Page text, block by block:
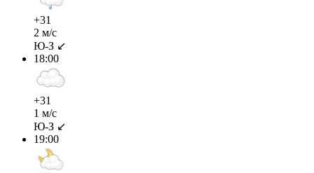
+31
2 м/с
Ю-З ↙
18:00
+31
1 м/с
Ю-З ↙
19:00